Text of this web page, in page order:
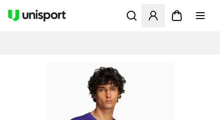
Åbner en Modal til at